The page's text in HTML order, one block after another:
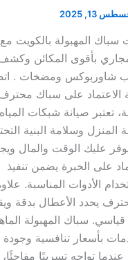
13, 2025
المهبولة بالكويت مع
بأقوى المكائن
شاوربوكس ومضخات .
الاعتماد على سباك
تعتبر صيانة شبكات
وسلامة البنية
عليك الوقت والمال
على الخبرة يضمن تنفيذ
الأدوات المناسبة.
يحدد الأعطال بدقة
سباك المهبولة
بأسعار تنافسية وجودة
تواجه تسريبًا